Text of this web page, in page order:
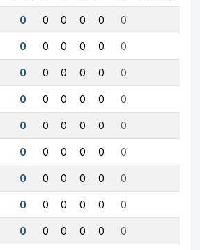
0 0 0 0 0 0
0 0 0 0 0 0
0 0 0 0 0 0
0 0 0 0 0 0
0 0 0 0 0 0
0 0 0 0 0 0
0 0 0 0 0 0
0 0 0 0 0 0
0 0 0 0 0 0